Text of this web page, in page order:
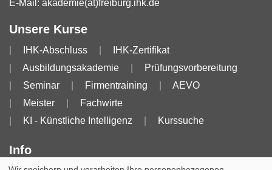
E-Mail: akademie(at)freiburg.ihk.de
Unsere Kurse
IHK-Abschluss
IHK-Zertifikat
Ausbildungsakademie
Prüfungsvorbereitung
Seminar
Firmentraining
AEVO
Meister
Fachwirte
KI - Künstliche Intelligenz
Kurssuche
Info